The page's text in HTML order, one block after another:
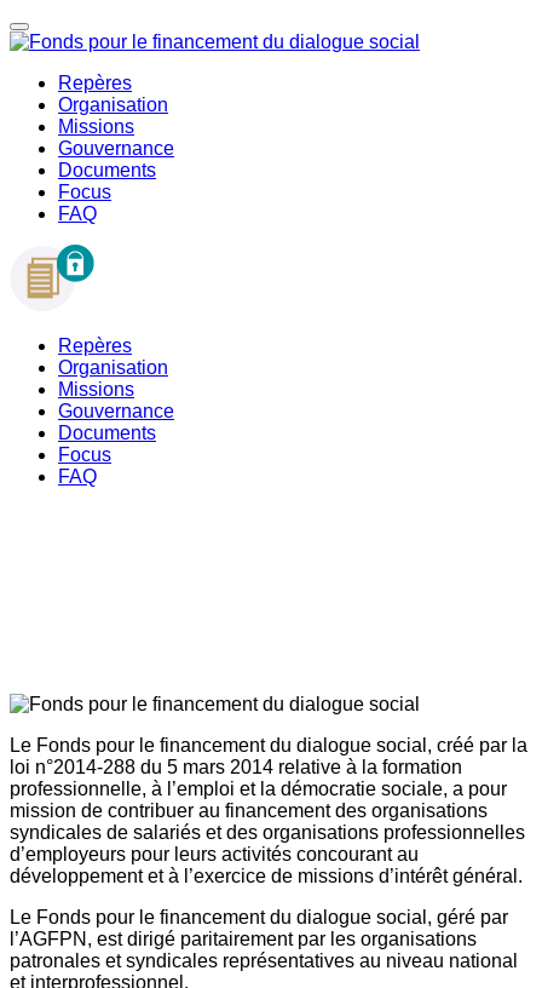
Repères
Organisation
Missions
Gouvernance
Documents
Focus
FAQ
Repères
Organisation
Missions
Gouvernance
Documents
Focus
FAQ
Le Fonds pour le financement du dialogue social, créé par la
loi n°2014-288 du 5 mars 2014 relative à la formation
professionnelle, à l’emploi et la démocratie sociale, a pour
mission de contribuer au financement des organisations
syndicales de salariés et des organisations professionnelles
d’employeurs pour leurs activités concourant au
développement et à l’exercice de missions d’intérêt général.
Le Fonds pour le financement du dialogue social, géré par
l’AGFPN, est dirigé paritairement par les organisations
patronales et syndicales représentatives au niveau national
et interprofessionnel.